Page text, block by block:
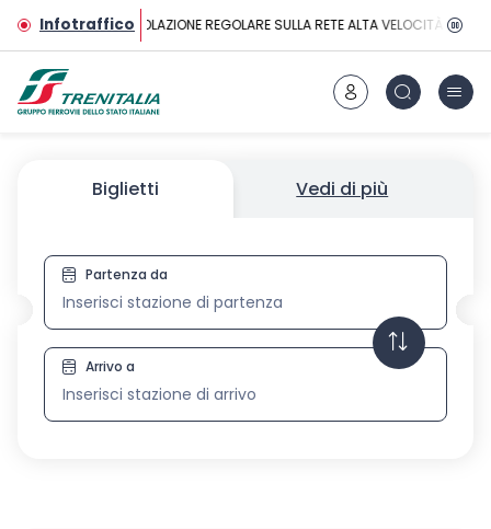
Vai al contenuto principale
InfotrafficoCIRCOLAZIONE REGOLARE SULLA RETE ALTA VELOCITÀ
Biglietti Vedi di più
Biglietti
Partenza da
Arrivo a